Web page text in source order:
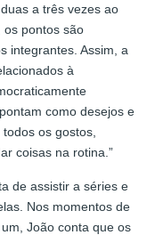
a três vezes ao
os pontos são
integrantes. Assim, a
à
como desejos e
os gostos,
coisas na rotina.”
de assistir a séries e
Nos momentos de
João conta que os